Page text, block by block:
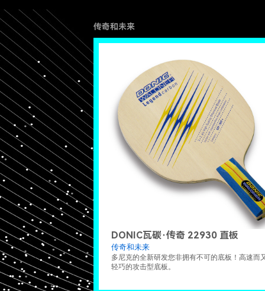
传奇和未来
DONIC瓦碳·传奇 22930 直板
传奇和未来
多尼克的全新研发您非拥有不可的底板！高速而
轻巧的攻击型底板。